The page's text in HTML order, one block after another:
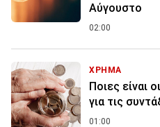
Αύγουστο
02:00
ΧΡΗΜΑ
Ποιες είναι
για τις
01:00